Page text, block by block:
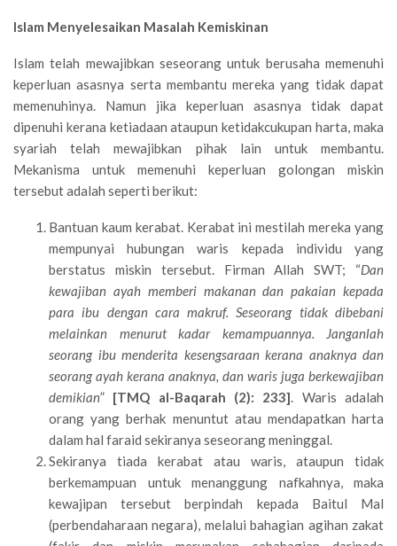
Islam Menyelesaikan Masalah Kemiskinan
Islam telah mewajibkan seseorang untuk berusaha memenuhi
keperluan asasnya serta membantu mereka yang tidak dapat
memenuhinya. Namun jika keperluan asasnya tidak dapat
dipenuhi kerana ketiadaan ataupun ketidakcukupan harta, maka
syariah telah mewajibkan pihak lain untuk membantu.
Mekanisma untuk memenuhi keperluan golongan miskin
tersebut adalah seperti berikut:
Bantuan kaum kerabat. Kerabat ini mestilah mereka yang
mempunyai hubungan waris kepada individu yang
berstatus miskin tersebut. Firman Allah SWT; “Dan
kewajiban ayah memberi makanan dan pakaian kepada
para ibu dengan cara makruf. Seseorang tidak dibebani
melainkan menurut kadar kemampuannya. Janganlah
seorang ibu menderita kesengsaraan kerana anaknya dan
seorang ayah kerana anaknya, dan waris juga berkewajiban
demikian” [TMQ al-Baqarah (2): 233]. Waris adalah
orang yang berhak menuntut atau mendapatkan harta
dalam hal faraid sekiranya seseorang meninggal.
Sekiranya tiada kerabat atau waris, ataupun tidak
berkemampuan untuk menanggung nafkahnya, maka
kewajipan tersebut berpindah kepada Baitul Mal
(perbendaharaan negara), melalui bahagian agihan zakat